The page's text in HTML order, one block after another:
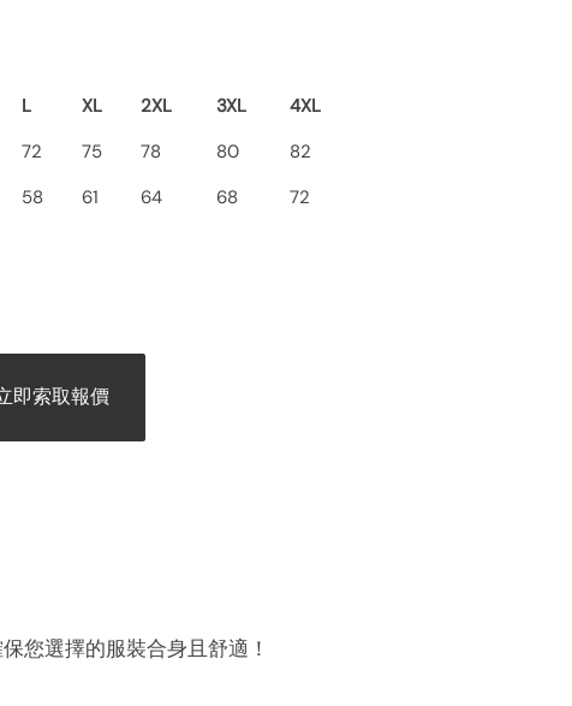
L XL 2XL 3XL
4XL
72 75 78 80
82
58 61 64 68 72
即索取報價
您選擇的服裝合身且舒適！